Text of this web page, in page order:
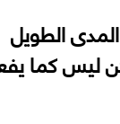
الطويل
ليس كما